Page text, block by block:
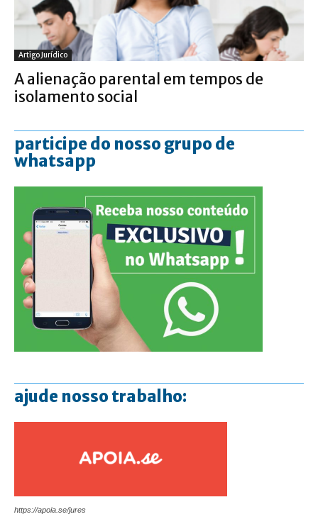
Artigo Jurídico
A alienação parental em tempos de
isolamento social
participe do nosso grupo de
whatsapp
ajude nosso trabalho:
https://apoia.se/jures